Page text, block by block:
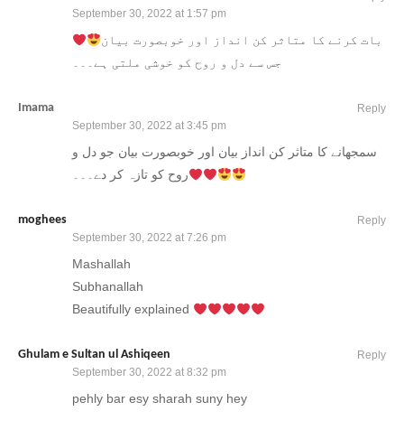
September 30, 2022 at 1:57 pm
بات کرنے کا متاثر کن انداز اور خوبصورت بیان
جس سے دل و روح کو خوشی ملتی ہے۔۔۔
Imama
September 30, 2022 at 3:45 pm
سمجھانے کا متاثر کن انداز بیان اور خوبصورت بیان جو دل و
روح کو تازہ کر دے۔۔۔
Reply
moghees
September 30, 2022 at 7:26 pm
Mashallah
Subhanallah
Beautifully explained
Reply
Ghulam e Sultan ul Ashiqeen
September 30, 2022 at 8:32 pm
pehly bar esy sharah suny hey
Reply